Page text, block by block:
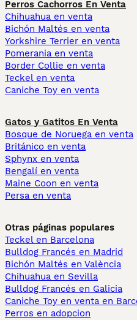
Perros Cachorros En Venta
Chihuahua en venta
Bichón Maltés en venta
Yorkshire Terrier en venta
Pomerania en venta
Border Collie en venta
Teckel en venta
Caniche Toy en venta
Gatos y Gatitos En Venta
Bosque de Noruega en venta
Británico en venta
Sphynx en venta
Bengalí en venta
Maine Coon en venta
Persa en venta
Otras páginas populares
Teckel en Barcelona
Bulldog Francés en Madrid
Bichón Maltés en València
Chihuahua en Sevilla
Bulldog Francés en Galicia
Caniche Toy en venta en
Perros en adopcion